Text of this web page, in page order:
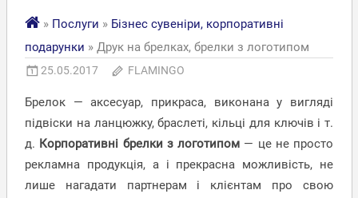
» Послуги » Бізнес сувеніри, корпоративні
подарунки » Друк на брелках, брелки з логотипом
25.05.2017 FLAMINGO
Брелок — аксесуар, прикраса, виконана у вигляді
підвіски на ланцюжку, браслеті, кільці для ключів і т.
д. Корпоративні брелки з логотипом — це не просто
рекламна продукція, а і прекрасна можливість, не
лише нагадати партнерам і клієнтам про свою